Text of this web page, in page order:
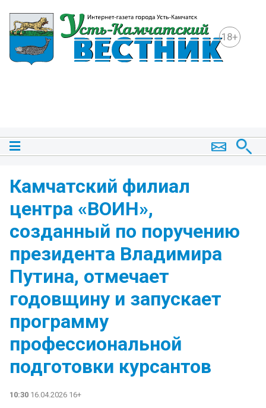
18+
Камчатский филиал
центра «ВОИН»,
созданный по поручению
президента Владимира
Путина, отмечает
годовщину и запускает
программу
профессиональной
подготовки курсантов
10:30 16.04.2026 16+